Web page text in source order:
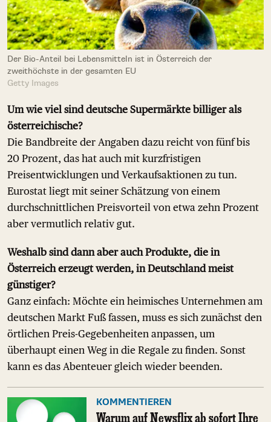
Der Bio-Anteil bei Lebensmitteln ist in Österreich der
zweithöchste in der gesamten EU
Getty Images
Um wie viel sind deutsche Supermärkte billiger als
österreichische?
Die Bandbreite der Angaben dazu reicht von fünf bis
20 Prozent, das hat auch mit kurzfristigen
Preisentwicklungen und Verkaufsaktionen zu tun.
Eurostat liegt mit seiner Schätzung von einem
durchschnittlichen Preisvorteil von etwa zehn Prozent
aber vermutlich relativ gut.
Weshalb sind dann aber auch Produkte, die in
Österreich erzeugt werden, in Deutschland meist
günstiger?
Ganz einfach: Möchte ein heimisches Unternehmen am
deutschen Markt Fuß fassen, muss es sich zunächst den
örtlichen Preis-Gegebenheiten anpassen, um
überhaupt einen Weg in die Regale zu finden. Sonst
kann es das Abenteuer gleich wieder beenden.
KOMMENTIEREN
Warum auf Newsflix ab sofort Ihre